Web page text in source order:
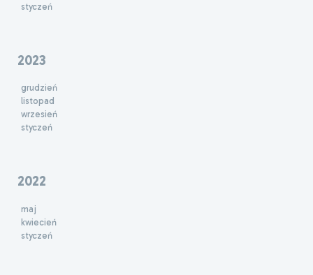
styczeń
2023
grudzień
listopad
wrzesień
styczeń
2022
maj
kwiecień
styczeń